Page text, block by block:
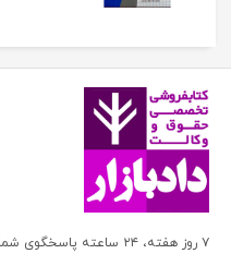
۷ روز هفته، ۲۴ ساعته پاسخگوی شما هستیم